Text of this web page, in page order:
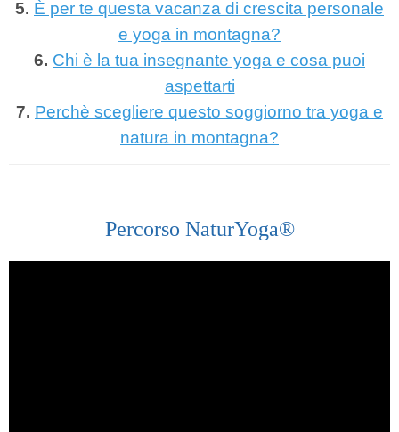
5. È per te questa vacanza di crescita personale
e yoga in montagna?
6. Chi è la tua insegnante yoga e cosa puoi
aspettarti
7. Perchè scegliere questo soggiorno tra yoga e
natura in montagna?
Percorso NaturYoga®